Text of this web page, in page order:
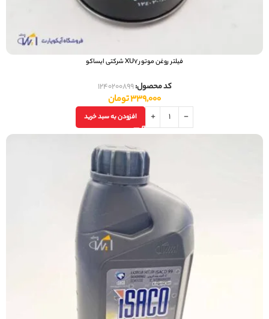
فیلتر روغن موتور XU7 شرکتی ایساکو
کد محصول:1240200899
339,000تومان
افزودن به سبد خرید